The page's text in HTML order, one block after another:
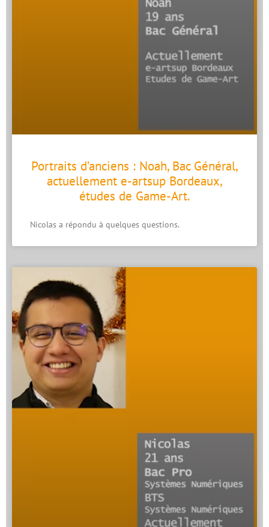
Portraits d’anciens : Noah, Bac Général,
actuellement e-artsup Bordeaux,
études de Game-Art.
Nicolas a répondu à quelques questions.